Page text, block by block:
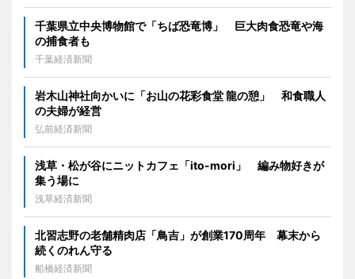
千葉県立中央博物館で「ちば恐竜博」 巨大肉食恐竜や海
の捕食者も
千葉経済新聞
岩木山神社向かいに「お山の花彩食堂 龍の憩」 和食職人
の夫婦が経営
弘前経済新聞
浅草・松が谷にニットカフェ「ito-mori」 編み物好きが
集う場に
浅草経済新聞
北習志野の老舗精肉店「鳥吉」が創業170周年 幕末から
続くのれん守る
船橋経済新聞